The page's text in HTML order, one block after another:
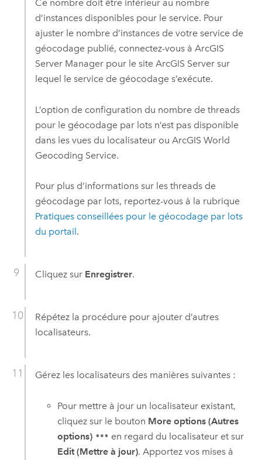
Ce nombre doit être inférieur au nombre
d’instances disponibles pour le service. Pour
ajuster le nombre d’instances de votre service de
géocodage publié, connectez-vous à ArcGIS
Server Managerpour le site ArcGIS Serversur
lequel le service de géocodage s’exécute.
L’option de configuration du nombre de threads
pour le géocodage par lots n’est pas disponible
dans les vues du localisateur ou ArcGIS World
Geocoding Service.
Pour plus d’informations sur les threads de
géocodage par lots, reportez-vous à la rubrique
Pratiques conseillées pour le géocodage par lots
du portail.
Cliquez sur Enregistrer.
Répétez la procédure pour ajouter d’autres
localisateurs.
Gérez les localisateurs des manières suivantes :
Pour mettre à jour un localisateur existant,
cliquez sur le bouton More options (Autres
options)
en regard du localisateur et sur
Edit (Mettre à jour). Apportez vos mises à